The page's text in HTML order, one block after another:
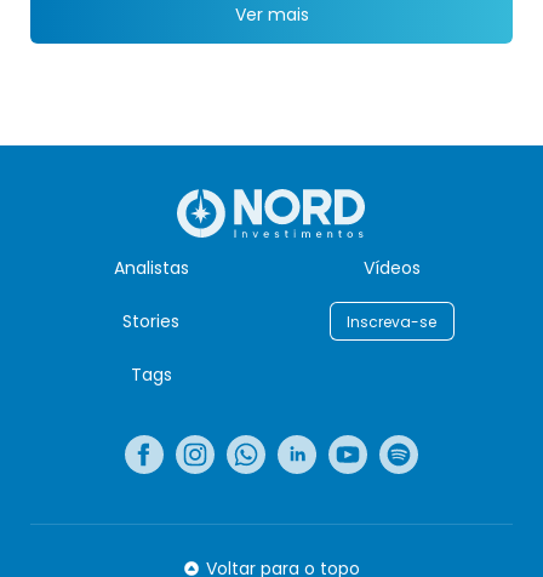
Ver mais
Analistas Vídeos
Stories Inscreva-se
Tags
Voltar para o topo